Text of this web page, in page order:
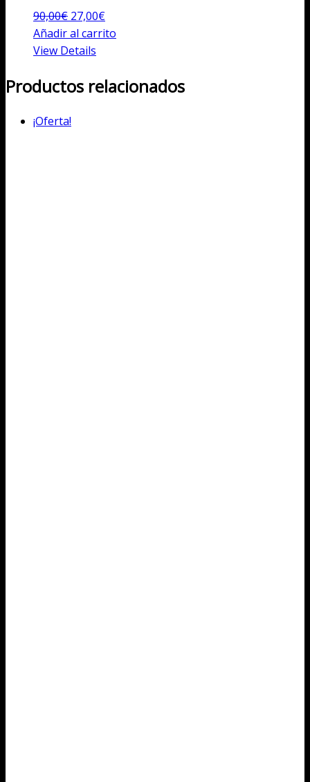
90,00€ El
precio
original
90,00€.
27,00€El
precio
27,00€.
Añadir al carrito
View Details
Productos relacionados
¡Oferta!